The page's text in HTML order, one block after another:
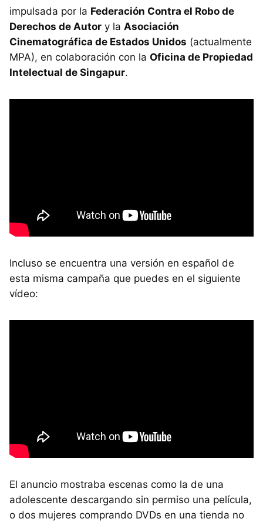
impulsada por la Federación Contra el Robo de
Derechos de Autor y la Asociación
Cinematográfica de Estados Unidos (actualmente
MPA), en colaboración con la Oficina de Propiedad
Intelectual de Singapur.
Incluso se encuentra una versión en español de
esta misma campaña que puedes en el siguiente
vídeo:
El anuncio mostraba escenas como la de una
adolescente descargando sin permiso una película,
o dos mujeres comprando DVDs en una tienda no